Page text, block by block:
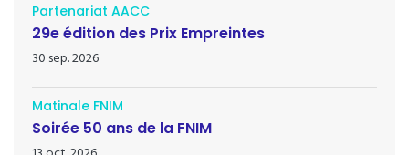
Partenariat AACC
29e édition des Prix Empreintes
30 sep. 2026
Matinale FNIM
Soirée 50 ans de la FNIM